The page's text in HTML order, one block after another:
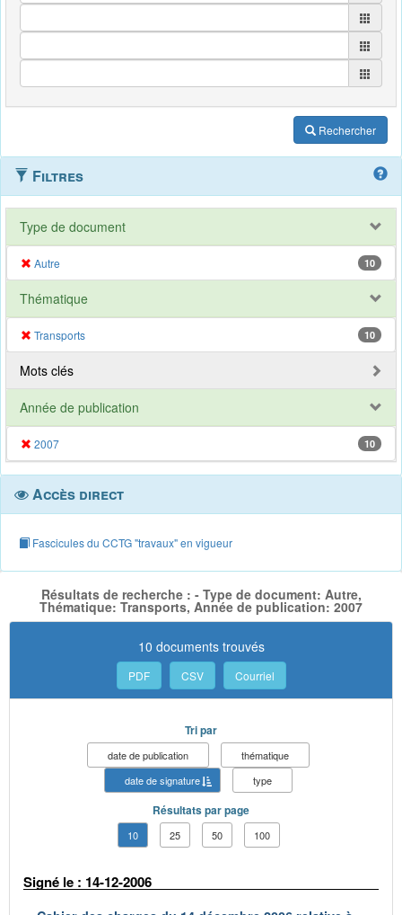
Rechercher
Filtres
Type de document
Autre 10
Thématique
Transports 10
Mots clés
Année de publication
2007 10
Accès direct
Fascicules du CCTG "travaux" en vigueur
Résultats de recherche : - Type de document: Autre,
Thématique: Transports, Année de publication: 2007
10 documents trouvés
PDF CSV Courriel
Tri par
date de publication
thématique
date de signature
type
Résultats par page
10 25 50 100
Signé le : 14-12-2006